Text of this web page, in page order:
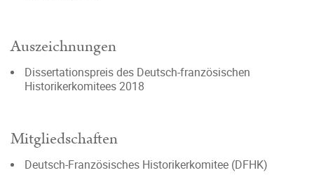
Auszeichnungen
Dissertationspreis des Deutsch-französischen
Historikerkomitees 2018
Mitgliedschaften
Deutsch-Französisches Historikerkomitee (DFHK)